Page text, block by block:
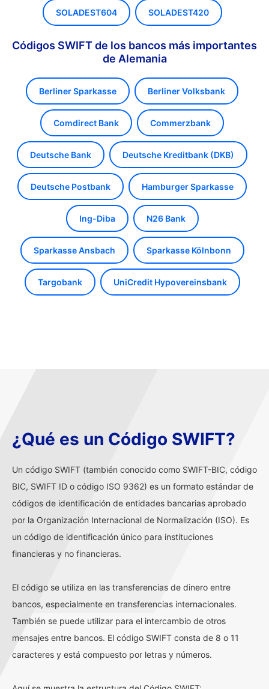
SOLADEST604 SOLADEST420
Códigos SWIFT de los bancos más importantes
de Alemania
Berliner Sparkasse Berliner Volksbank
Comdirect Bank Commerzbank
Deutsche Bank Deutsche Kreditbank (DKB)
Deutsche Postbank Hamburger Sparkasse
Ing-Diba N26 Bank
Sparkasse Ansbach Sparkasse Kölnbonn
Targobank UniCredit Hypovereinsbank
¿Qué es un Código SWIFT?
Un código SWIFT (también conocido como SWIFT-BIC, código
BIC, SWIFT ID o código ISO 9362) es un formato estándar de
códigos de identificación de entidades bancarias aprobado
por la Organización Internacional de Normalización (ISO). Es
un código de identificación único para instituciones
financieras y no financieras.
El código se utiliza en las transferencias de dinero entre
bancos, especialmente en transferencias internacionales.
También se puede utilizar para el intercambio de otros
mensajes entre bancos. El código SWIFT consta de 8 o 11
caracteres y está compuesto por letras y números.